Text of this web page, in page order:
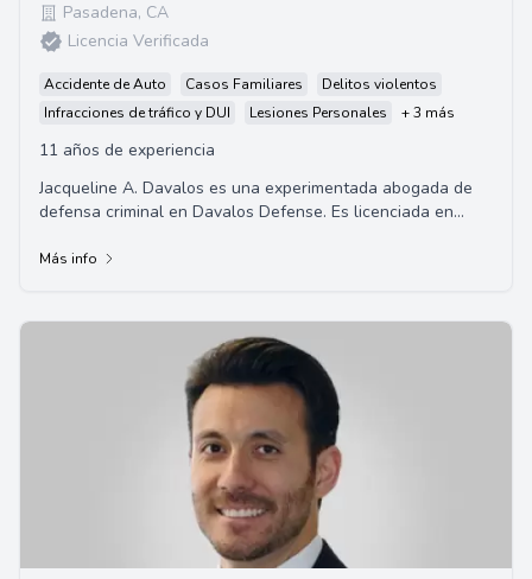
Pasadena, CA
Licencia Verificada
Accidente de Auto Casos Familiares
Delitos violentos
Infracciones de tráfico y DUI
Lesiones Personales + 3 más
11 años de experiencia
Jacqueline A. Davalos es una experimentada abogada de
defensa criminal en Davalos Defense. Es licenciada en
Más info